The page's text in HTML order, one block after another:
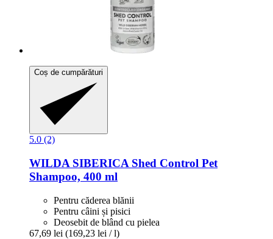
Coș de cumpărături
5.0 (2)
WILDA SIBERICA Shed Control Pet
Shampoo, 400 ml
Pentru căderea blănii
Pentru câini și pisici
Deosebit de blând cu pielea
67,69 lei (169,23 lei / l)